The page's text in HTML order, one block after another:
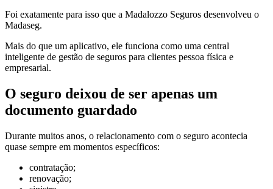
Foi exatamente para isso que a Madalozzo Seguros desenvolveu o
Madaseg.
Mais do que um aplicativo, ele funciona como uma central
inteligente de gestão de seguros para clientes pessoa física e
empresarial.
O seguro deixou de ser apenas um
documento guardado
Durante muitos anos, o relacionamento com o seguro acontecia
quase sempre em momentos específicos:
contratação;
renovação;